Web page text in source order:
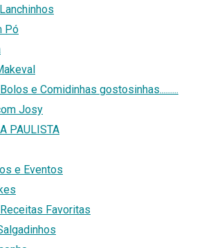
Pó
e Comidinhas gostosinhas.........
Josy
PAULISTA
e Eventos
Favoritas